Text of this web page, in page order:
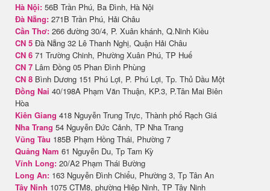
Hà Nội: 56B Trần Phú, Ba Đình, Hà Nội
Đà Nẵng: 271B Trần Phú, Hải Châu
Cần Thơ: 266 đường 30/4, P. Xuân khánh, Q.Ninh Kiều
CN 5 Đà Nẵng 32 Lê Thanh Nghị, Quận Hải Châu
CN 6 71 Trường Chinh, Phường Xuân Phú, TP Huế
CN 7 Lâm Đồng 05 Phan Đình Phùng
CN 8 Bình Dương 151 Phú Lợi, P. Phú Lợi, Tp. Thủ Dầu Một
Đồng Nai 40/198A Phạm Văn Thuận, KP.3, P.Tân Mai Biên
Hòa
Kiên Giang 418 Nguyễn Trung Trực, Thành phố Rạch Giá
Nha Trang 54 Nguyễn Đức Cảnh, TP Nha Trang
Vũng Tàu 185B Phạm Hồng Thái, Phường 7
Quảng Nam 61 Nguyễn Du, Tp Tam Kỳ
Vĩnh Long: 20/A2 Phạm Thái Bường
Long An: 163 Nguyễn Đình Chiểu, Phường 3, Tp Tân An
Tây Ninh 1075 CTM8, phường Hiệp Ninh, TP Tây Ninh